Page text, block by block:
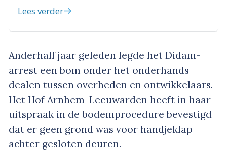
Lees verder
Anderhalf jaar geleden legde het Didam-
arrest een bom onder het onderhands
dealen tussen overheden en ontwikkelaars.
Het Hof Arnhem-Leeuwarden heeft in haar
uitspraak in de bodemprocedure bevestigd
dat er geen grond was voor handjeklap
achter gesloten deuren.